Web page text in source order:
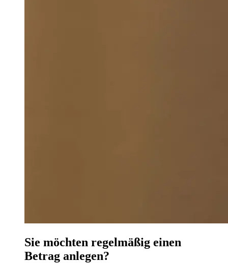
Sie möchten regelmäßig einen
Betrag anlegen?